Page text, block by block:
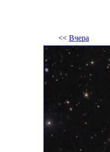
<< Вчера